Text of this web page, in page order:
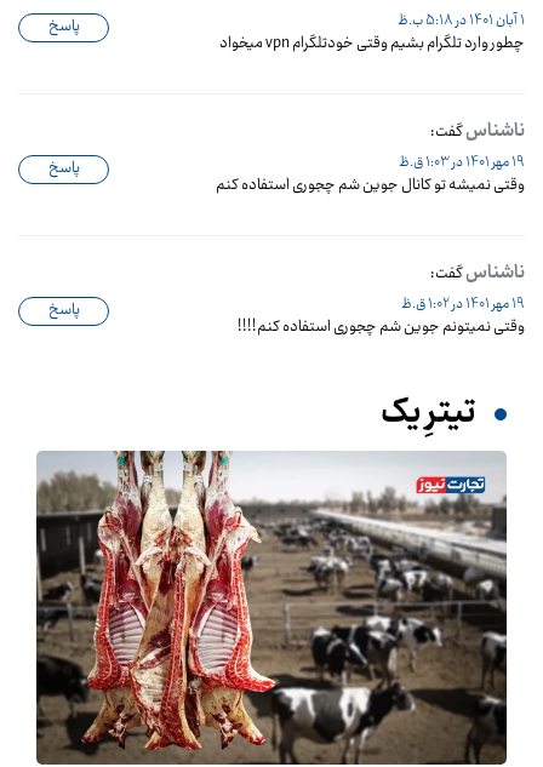
1 آبان 1401 در 5:18 ب.ظ
چطور وارد تلگرام بشیم وقتی خودتلگرام vpn میخواد
پاسخ
ناشناسگفت:
19 مهر 1401 در 1:03 ق.ظ
وقتی نمیشه تو کانال جوین شم چجوری استفاده کنم
پاسخ
ناشناسگفت:
19 مهر 1401 در 1:02 ق.ظ
وقتی نمیتونم جوین شم چجوری استفاده کنم!!!!
پاسخ
تیترِ یک